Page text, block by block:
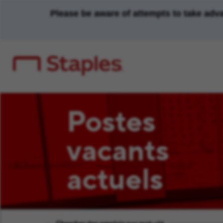
Please be aware of attempts to take
Postes
vacants
actuels